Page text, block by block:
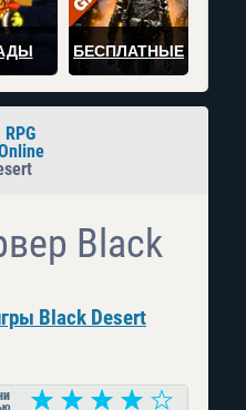
БЕСПЛАТНЫЕ
RPG
Black
Black Desert